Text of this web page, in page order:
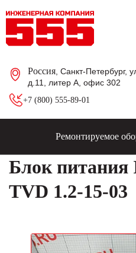
Россия , Санкт-Петербург,
д.11, литер А, офис 302
+7 (800) 555-89-01
Ремонтируемое
Блок
TVD 1.2-15-03